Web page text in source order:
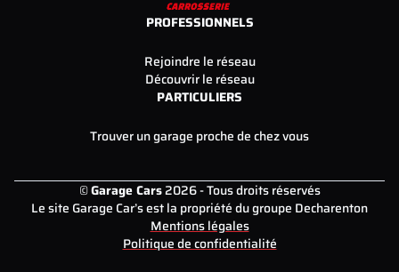
PROFESSIONNELS
Rejoindre le réseau
Découvrir le réseau
PARTICULIERS
Trouver un garage proche de chez vous
©Garage Cars2026 - Tous droits réservés
Le site Garage Car’s est la propriété du groupe Decharenton
Mentions légales
Politique de confidentialité